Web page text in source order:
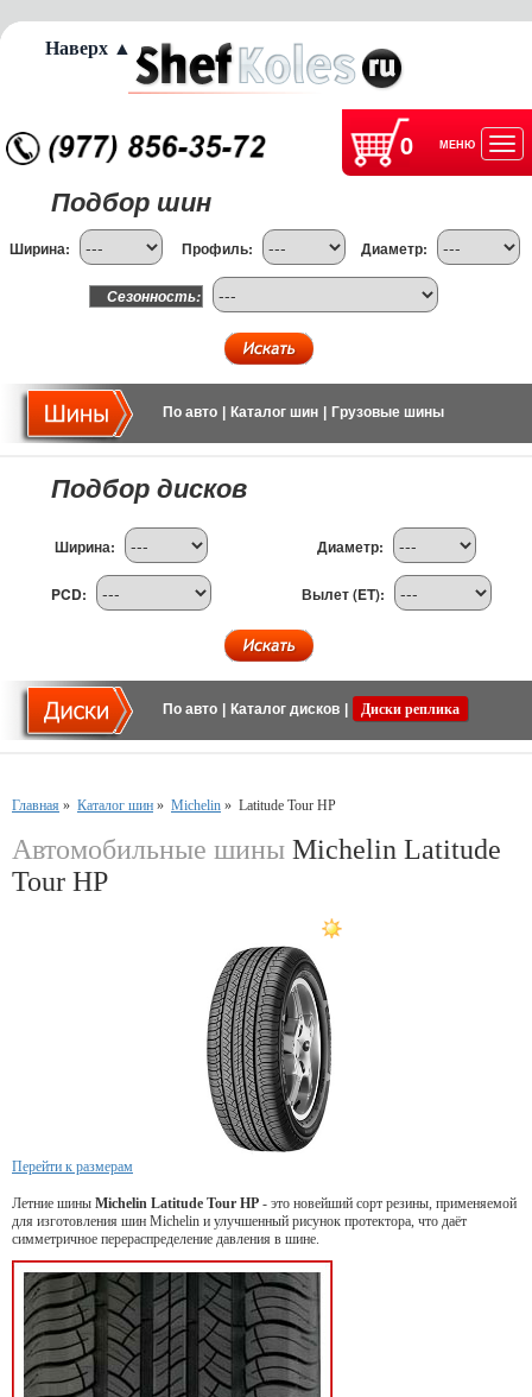
0 МЕНЮ
Подбор шин
Ширина: Профиль: Диаметр:
Сезонность:
По авто Каталог шин Грузовые шины
Подбор дисков
Ширина: Диаметр:
PCD: Вылет (ET):
По авто Каталог дисков Диски реплика
Главная » Каталог шин » Michelin » Latitude Tour HP
Автомобильные шины Michelin Latitude
Tour HP
Перейти к размерам
Летние шины Michelin Latitude Tour HP - это новейший сорт резины, применяемой
для изготовления шин Michelin и улучшенный рисунок протектора, что даёт
симметричное перераспределение давления в шине.
Наверх ▲